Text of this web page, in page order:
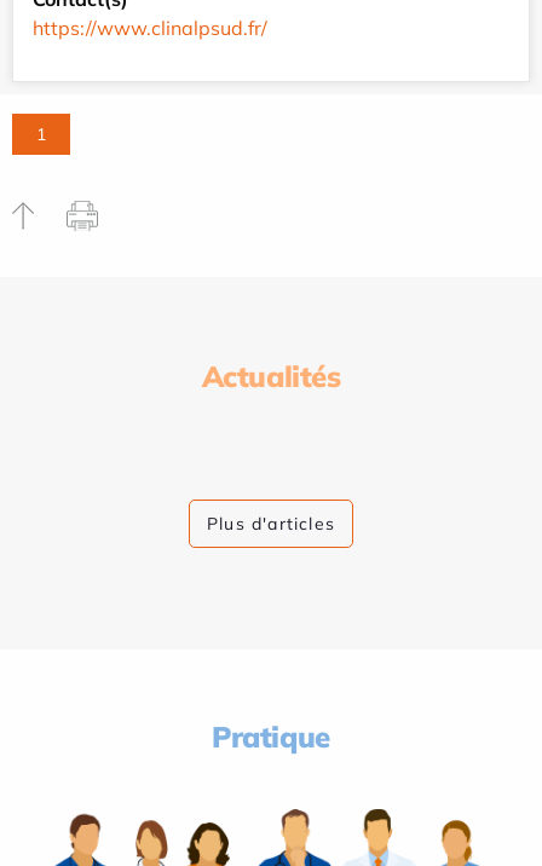
https://www.clinalpsud.fr/
1
Actualités
Plus d'articles
Pratique